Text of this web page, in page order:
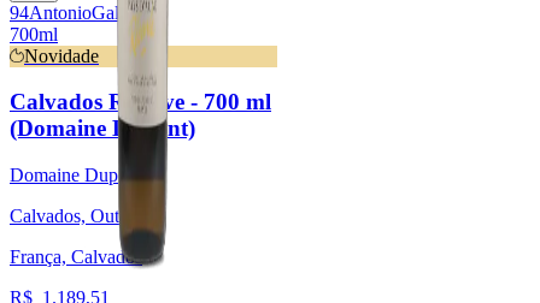
94AntonioGalloni
700ml
Novidade
Calvados Réserve - 700 ml
(Domaine Dupont)
Domaine Dupont
Calvados, Outras
França, Calvados
R$ 1.189,51